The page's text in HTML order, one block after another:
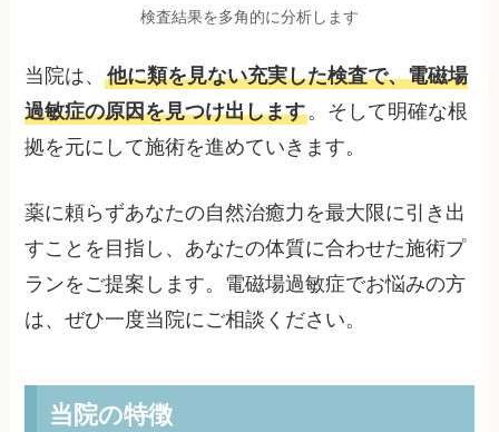
検査結果を多角的に分析します
当院は、他に類を見ない充実した検査で、電磁場
過敏症の原因を見つけ出します。そして明確な根
拠を元にして施術を進めていきます。
薬に頼らずあなたの自然治癒力を最大限に引き出
すことを目指し、あなたの体質に合わせた施術プ
ランをご提案します。電磁場過敏症でお悩みの方
は、ぜひ一度当院にご相談ください。
当院の特徴